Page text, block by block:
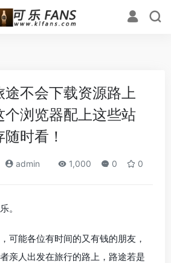
途不会下载资源路上
个浏览器配上这些站
时看！
admin 1,000 0 0
。
可能各位有时间的又有钱的朋友，
亲人出发在旅行的路上，路途若是